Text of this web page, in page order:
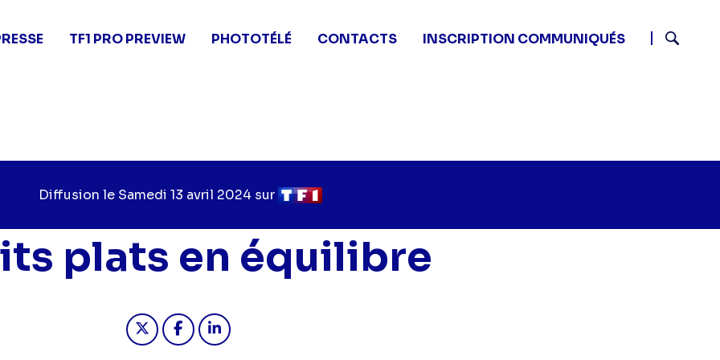
TF1 PRO PREVIEW PHOTOTÉLÉ CONTACTS
INSCRIPTION COMMUNIQUÉS
Diffusion le Jour
diffusion
Samedi 13 avril 2024 surChaîne
diffusion
plats en équilibre
Partager "2024-04-13 12:50 - Petits plats en équilibre - -" sur twitter
Partager "2024-04-13 12:50 - Petits plats en équilibre - -" sur facebook